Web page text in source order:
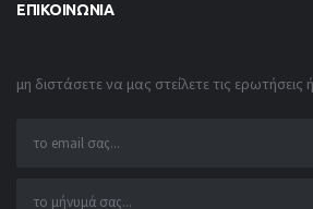
ΕΠΙΚΟΙΝΩΝΊΑ
μη διστάσετε να μας στείλετε τις